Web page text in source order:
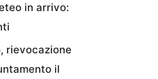
in arrivo:
rievocazione
il